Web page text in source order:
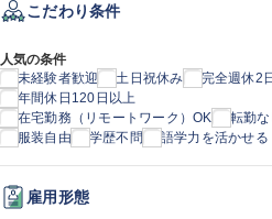
こだわり条件
人気の条件
未経験者歓迎
土日祝休み
完全週休2
年間休日120日以上
在宅勤務（リモートワーク）OK
転勤な
服装自由
学歴不問 語学力を活かせる
雇用形態